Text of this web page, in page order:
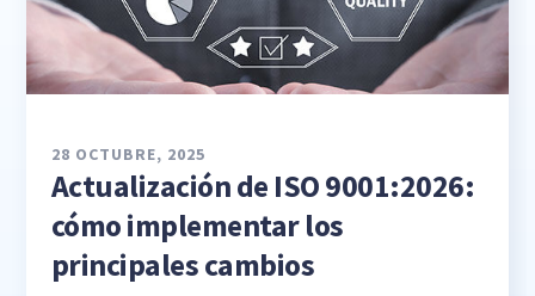
28 OCTUBRE, 2025
Actualización de ISO 9001:2026:
cómo implementar los
principales cambios